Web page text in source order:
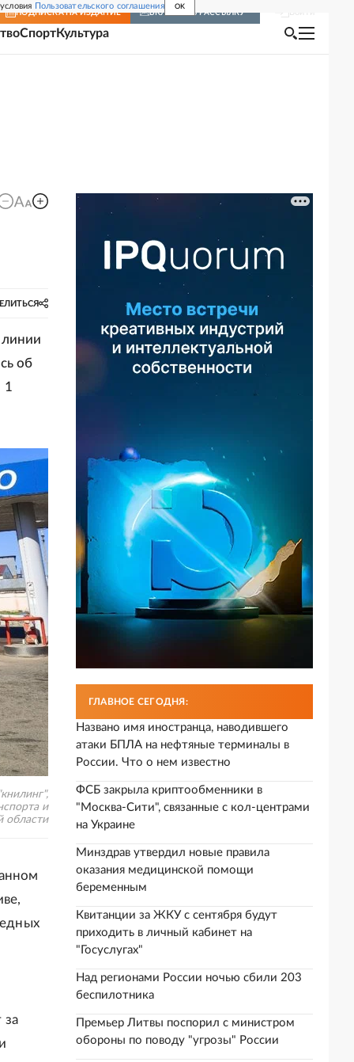
Пользовательского соглашения OK
ПОДПИСКА НА ИЗДАНИЕ ВКЛЮЧИТЬ РАССЫЛКУ
СпортКультура
об
1
и
области
за
ГЛАВНОЕ СЕГОДНЯ:
Названо имя иностранца, наводившего
атаки БПЛА на нефтяные терминалы в
России. Что о нем известно
ФСБ закрыла криптообменники в
"Москва-Сити", связанные с кол-центрами
на Украине
Минздрав утвердил новые правила
оказания медицинской помощи
беременным
Квитанции за ЖКУ с сентября будут
приходить в личный кабинет на
"Госуслугах"
Над регионами России ночью сбили 203
беспилотника
Премьер Литвы поспорил с министром
обороны по поводу "угрозы" России